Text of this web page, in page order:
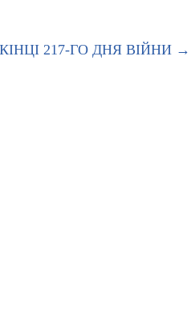
217-ГО ДНЯ ВІЙНИ →